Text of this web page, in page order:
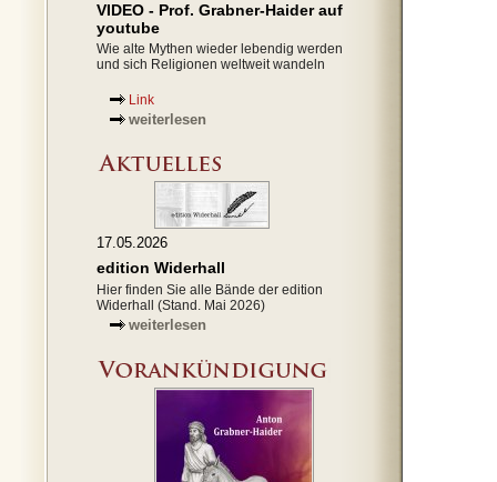
VIDEO - Prof. Grabner-Haider auf
youtube
Wie alte Mythen wieder lebendig werden
und sich Religionen weltweit wandeln
Link
weiterlesen
17.05.2026
edition Widerhall
Hier finden Sie alle Bände der edition
Widerhall (Stand. Mai 2026)
weiterlesen